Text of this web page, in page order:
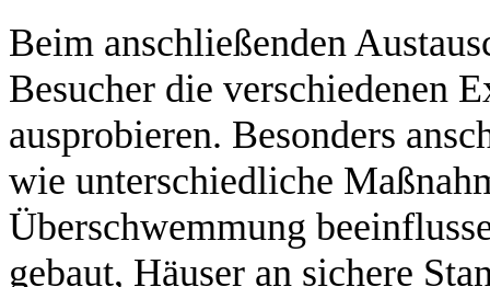
Beim anschließenden
Besucher die verschiedenen
ausprobieren. Besonders
wie unterschiedliche
Überschwemmung
gebaut, Häuser an sichere